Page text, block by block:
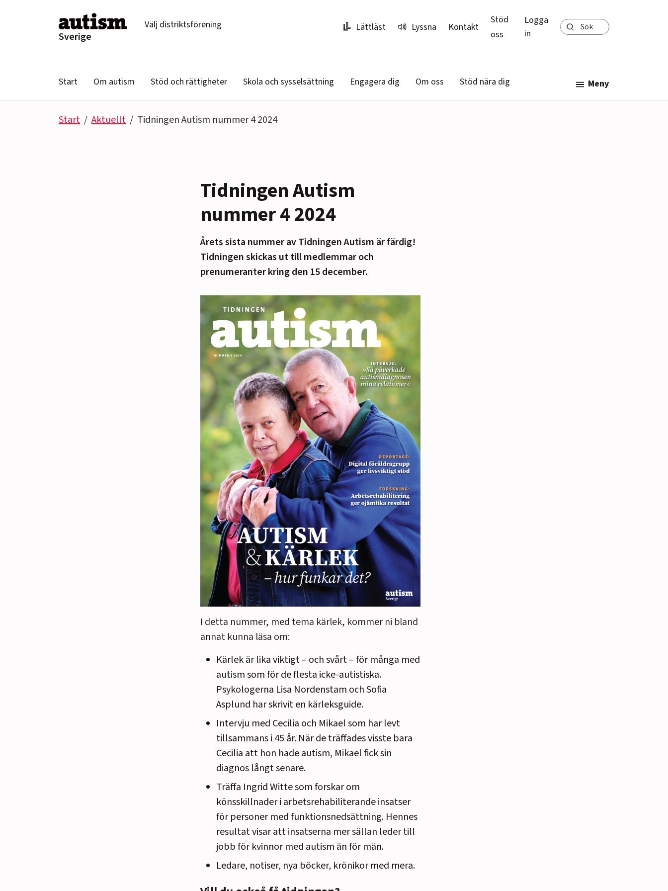
Sverige
Välj distriktsförening Lättläst Lyssna Kontakt
Stöd
oss
Logga
in
Sök
Start Om autism Stöd och rättigheter Skola och sysselsättning Engagera dig Om oss Stöd nära dig Meny
Start Aktuellt Tidningen Autism nummer 4 2024
Tidningen Autism
nummer 4 2024
Årets sista nummer av Tidningen Autism är färdig!
Tidningen skickas ut till medlemmar och
prenumeranter kring den 15 december.
I detta nummer, med tema kärlek, kommer ni bland
annat kunna läsa om:
Kärlek är lika viktigt – och svårt – för många med
autism som för de flesta icke-autistiska.
Psykologerna Lisa Nordenstam och Sofia
Asplund har skrivit en kärleksguide.
Intervju med Cecilia och Mikael som har levt
tillsammans i 45 år. När de träffades visste bara
Cecilia att hon hade autism, Mikael fick sin
diagnos långt senare.
Träffa Ingrid Witte som forskar om
könsskillnader i arbetsrehabiliterande insatser
för personer med funktionsnedsättning. Hennes
resultat visar att insatserna mer sällan leder till
jobb för kvinnor med autism än för män.
Ledare, notiser, nya böcker, krönikor med mera.